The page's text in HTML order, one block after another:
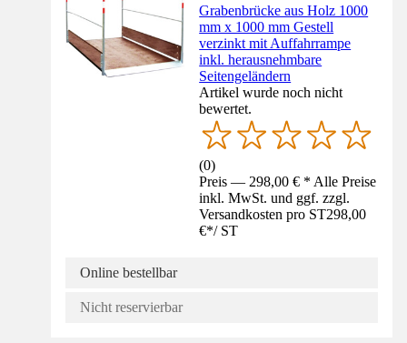
Grabenbrücke aus Holz 1000
mm x 1000 mm Gestell
verzinkt mit Auffahrrampe
inkl. herausnehmbare
Seitengeländern
Artikel wurde noch nicht
bewertet.
(0)
Preis — 298,00 € * Alle Preise
inkl. MwSt. und ggf. zzgl.
Versandkosten pro ST298,00
€*/ ST
Online bestellbar
Nicht reservierbar